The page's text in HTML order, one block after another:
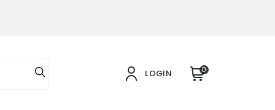
LOGIN 0